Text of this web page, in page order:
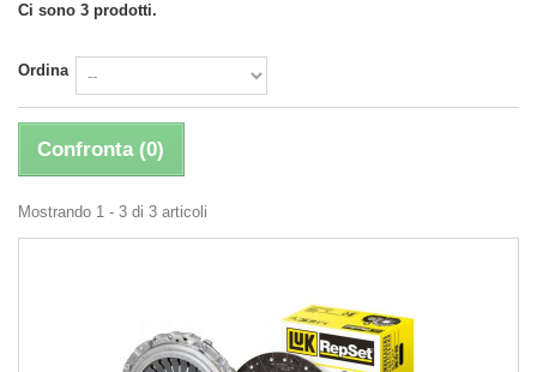
Ci sono 3 prodotti.
Ordina
Confronta (0)
Mostrando 1 - 3 di 3 articoli